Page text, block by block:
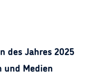
des Jahres 2025
und Medien